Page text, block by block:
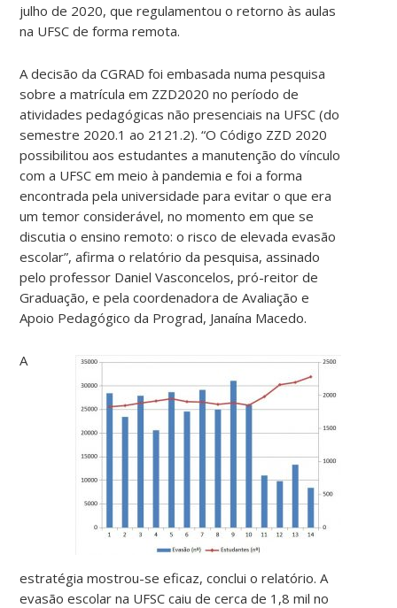
julho de 2020, que regulamentou o retorno às aulas
na UFSC de forma remota.
A decisão da CGRAD foi embasada numa pesquisa
sobre a matrícula em ZZD2020 no período de
atividades pedagógicas não presenciais na UFSC (do
semestre 2020.1 ao 2121.2). “O Código ZZD 2020
possibilitou aos estudantes a manutenção do vínculo
com a UFSC em meio à pandemia e foi a forma
encontrada pela universidade para evitar o que era
um temor considerável, no momento em que se
discutia o ensino remoto: o risco de elevada evasão
escolar”, afirma o relatório da pesquisa, assinado
pelo professor Daniel Vasconcelos, pró-reitor de
Graduação, e pela coordenadora de Avaliação e
Apoio Pedagógico da Prograd, Janaína Macedo.
A
estratégia mostrou-se eficaz, conclui o relatório. A
evasão escolar na UFSC caiu de cerca de 1,8 mil no